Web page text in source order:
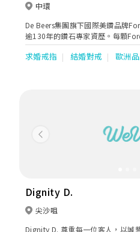
中環
De Beers集團旗下國際美鑽品牌
逾130年的鑽石專家資歷。每顆
然及獨一無二的大自然瑰寶，以
來。全球只有少於百分之一的天然
求婚戒指 結婚對戒 歐洲
Previous
Dignity D.
尖沙咀
Dignity D. 尊重每一位客人，以誠